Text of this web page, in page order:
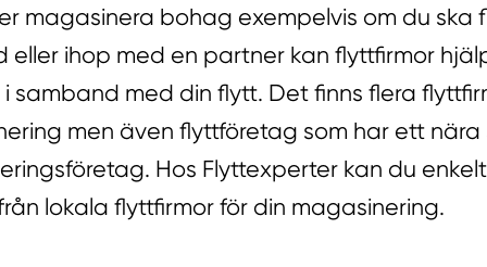
magasinera bohag exempelvis om du ska
eller ihop med en partner kan flyttfirmor
samband med din flytt. Det finns flera
men även flyttföretag som har ett
Hos Flyttexperter kan du
lokala flyttfirmor för din magasinering.